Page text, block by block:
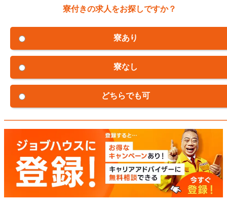
寮付きの求人をお探しですか？
寮あり
寮なし
どちらでも可